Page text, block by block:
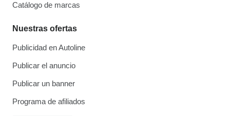
Catálogo de marcas
Nuestras ofertas
Publicidad en Autoline
Publicar el anuncio
Publicar un banner
Programa de afiliados